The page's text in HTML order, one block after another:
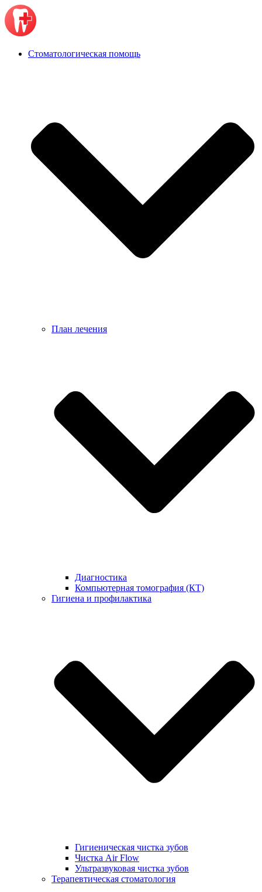
Стоматологическая помощь
План лечения
Диагностика
Компьютерная томография (КТ)
Гигиена и профилактика
Гигиеническая чистка зубов
Чистка Air Flow
Ультразвуковая чистка зубов
Терапевтическая стоматология